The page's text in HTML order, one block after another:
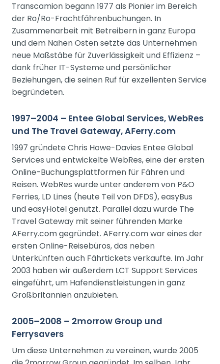
Transcamion begann 1977 als Pionier im Bereich
der Ro/Ro-Frachtfährenbuchungen. In
Zusammenarbeit mit Betreibern in ganz Europa
und dem Nahen Osten setzte das Unternehmen
neue Maßstäbe für Zuverlässigkeit und Effizienz –
dank früher IT-Systeme und persönlicher
Beziehungen, die seinen Ruf für exzellenten Service
begründeten.
1997–2004 – Entee Global Services, WebRes
und The Travel Gateway, AFerry.com
1997 gründete Chris Howe-Davies Entee Global
Services und entwickelte WebRes, eine der ersten
Online-Buchungsplattformen für Fähren und
Reisen. WebRes wurde unter anderem von P&O
Ferries, LD Lines (heute Teil von DFDS), easyBus
und easyHotel genutzt. Parallel dazu wurde The
Travel Gateway mit seiner führenden Marke
AFerry.com gegründet. AFerry.com war eines der
ersten Online-Reisebüros, das neben
Unterkünften auch Fährtickets verkaufte. Im Jahr
2003 haben wir außerdem LCT Support Services
eingeführt, um Hafendienstleistungen in ganz
Großbritannien anzubieten.
2005–2008 – 2morrow Group und
Ferrysavers
Um diese Unternehmen zu vereinen, wurde 2005